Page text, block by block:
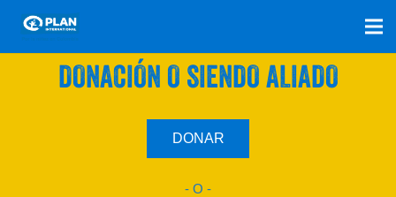
SÚMATE A NUESTRO PLAN CON UNA
DONACIÓN O SIENDO ALIADO
DONAR
- O -